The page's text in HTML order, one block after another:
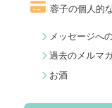
蓉子の個人的
メッセージへ
過去のメルマ
お酒